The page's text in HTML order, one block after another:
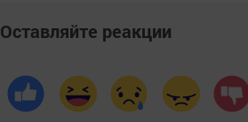
Оставляйте реакции